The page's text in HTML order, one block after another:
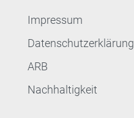
Impressum
Datenschutzerklärung
ARB
Nachhaltigkeit